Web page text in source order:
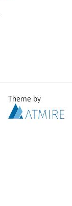
Theme by